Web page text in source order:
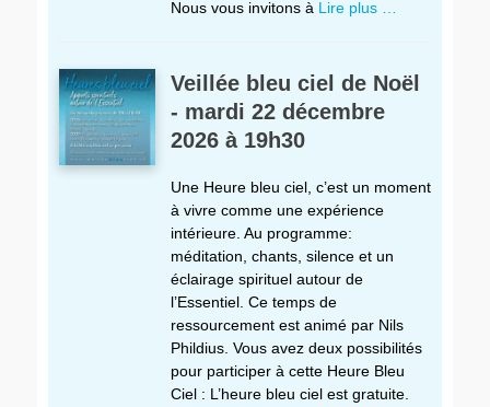
Nous vous invitons à Lire plus …
Veillée bleu ciel de Noël
- mardi 22 décembre
2026 à 19h30
Une Heure bleu ciel, c’est un moment
à vivre comme une expérience
intérieure. Au programme:
méditation, chants, silence et un
éclairage spirituel autour de
l’Essentiel. Ce temps de
ressourcement est animé par Nils
Phildius. Vous avez deux possibilités
pour participer à cette Heure Bleu
Ciel : L’heure bleu ciel est gratuite.